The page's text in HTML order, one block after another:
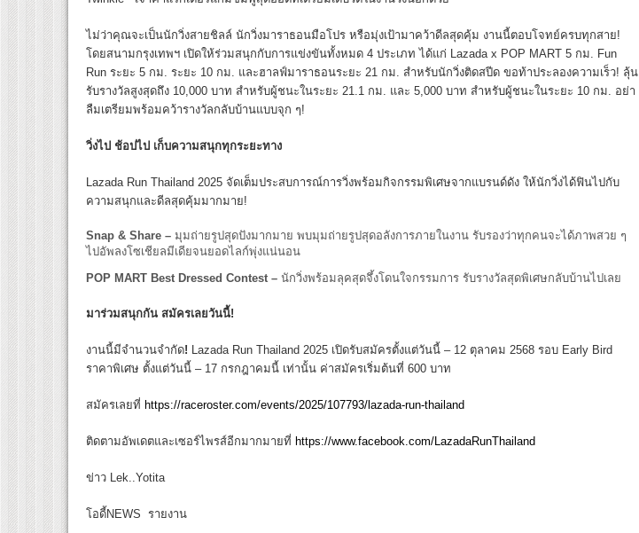
ไม่ว่าคุณจะเป็นนักวิ่งสายชิลล์ นักวิ่งมาราธอนมือโปร หรือมุ่งเป้ามาคว้าดีลสุดคุ้ม งานนี้ตอบโจทย์ครบทุกสาย!
โดยสนามกรุงเทพฯ เปิดให้ร่วมสนุกกับการแข่งขันทั้งหมด 4 ประเภท ได้แก่ Lazada x POP MART 5 กม. Fun
Run ระยะ 5 กม. ระยะ 10 กม. และฮาลฟ์มาราธอนระยะ 21 กม. สำหรับนักวิ่งติดสปีด ขอท้าประลองความเร็ว! ลุ้น
รับรางวัลสูงสุดถึง 10,000 บาท สำหรับผู้ชนะในระยะ 21.1 กม. และ 5,000 บาท สำหรับผู้ชนะในระยะ 10 กม. อย่า
ลืมเตรียมพร้อมคว้ารางวัลกลับบ้านแบบจุก ๆ!
วิ่งไป ช้อปไป เก็บความสนุกทุกระยะทาง
Lazada Run Thailand 2025 จัดเต็มประสบการณ์การวิ่งพร้อมกิจกรรมพิเศษจากแบรนด์ดัง ให้นักวิ่งได้ฟินไปกับ
ความสนุกและดีลสุดคุ้มมากมาย!
Snap & Share – มุมถ่ายรูปสุดปังมากมาย พบมุมถ่ายรูปสุดอลังการภายในงาน รับรองว่าทุกคนจะได้ภาพสวย ๆ
ไปอัพลงโซเชียลมีเดียจนยอดไลก์พุ่งแน่นอน
POP MART Best Dressed Contest – นักวิ่งพร้อมลุคสุดจึ้งโดนใจกรรมการ รับรางวัลสุดพิเศษกลับบ้านไปเลย
มาร่วมสนุกกัน สมัครเลยวันนี้!
งานนี้มีจำนวนจำกัด! Lazada Run Thailand 2025 เปิดรับสมัครตั้งแต่วันนี้ – 12 ตุลาคม 2568 รอบ Early Bird
ราคาพิเศษ ตั้งแต่วันนี้ – 17 กรกฎาคมนี้ เท่านั้น ค่าสมัครเริ่มต้นที่ 600 บาท
สมัครเลยที่ https://raceroster.com/events/2025/107793/lazada-run-thailand
ติดตามอัพเดตและเซอร์ไพรส์อีกมากมายที่ https://www.facebook.com/LazadaRunThailand
ข่าว Lek..Yotita
โอดี้NEWS รายงาน